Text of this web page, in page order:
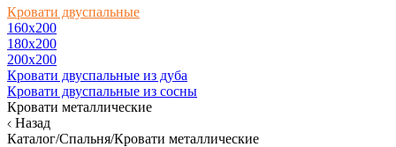
Кровати двуспальные
160х200
180x200
200x200
Кровати двуспальные из дуба
Кровати двуспальные из сосны
Кровати металлические
Назад
Каталог/Спальня/Кровати металлические